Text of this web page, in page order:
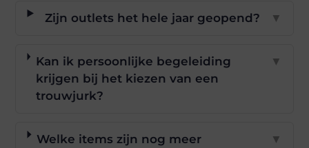
Zijn outlets het hele jaar geopend? ▼
Kan ik persoonlijke begeleiding
krijgen bij het kiezen van een
trouwjurk?
▼
Welke items zijn nog meer
▼